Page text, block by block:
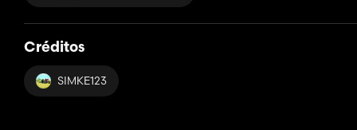
Créditos
SIMKE123